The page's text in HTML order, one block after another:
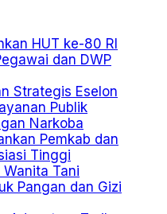
HUT ke-80 RI
dan DWP
Strategis Eselon
Publik
Narkoba
Pemkab dan
Tinggi
Wanita Tani
Pangan dan Gizi